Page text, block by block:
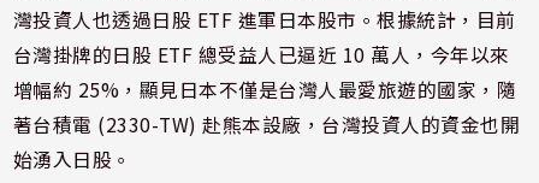
灣投資人也透過日股 ETF 進軍日本股市。根據統計，目前
台灣掛牌的日股 ETF 總受益人已逼近 10 萬人，今年以來
增幅約 25%，顯見日本不僅是台灣人最愛旅遊的國家，隨
著台積電 (2330-TW) 赴熊本設廠，台灣投資人的資金也開
始湧入日股。